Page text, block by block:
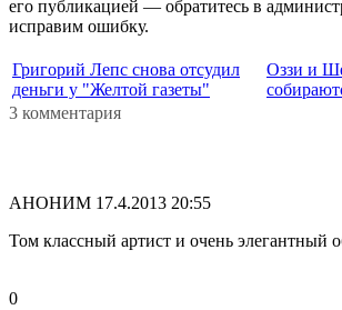
его публикацией — обратитесь в
исправим ошибку.
Григорий Лепс снова отсудил
деньги у "Желтой газеты"
Оззи и
3 комментария
АНОНИМ 17.4.2013 20:55
Том классный артист и очень элегантный
0